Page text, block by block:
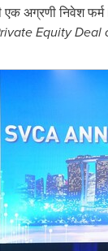
अग्रणी निवेश
Equity Deal